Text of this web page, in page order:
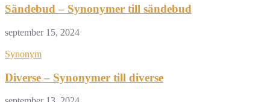
Sändebud – Synonymer till sändebud
september 15, 2024
Synonym
Diverse – Synonymer till diverse